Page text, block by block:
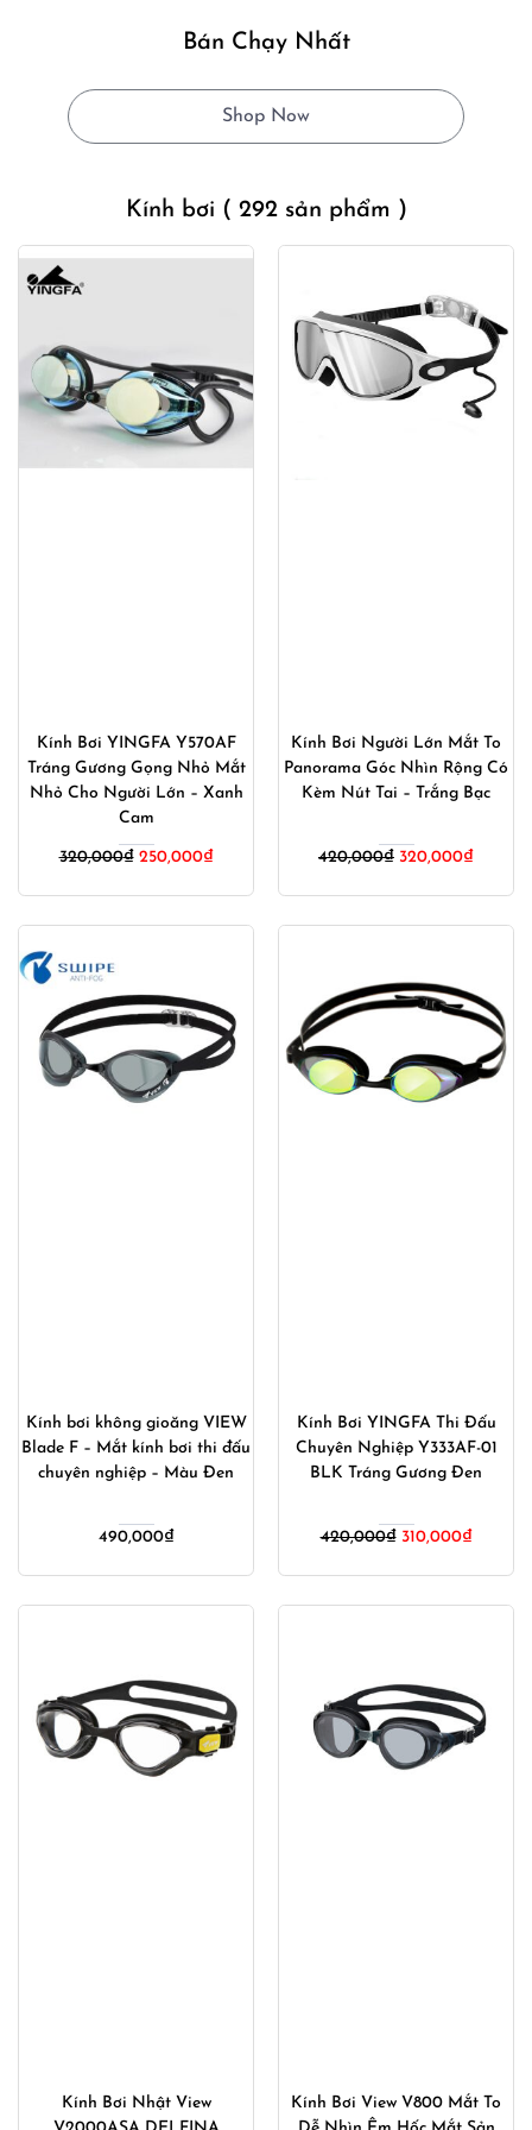
Bán Chạy Nhất
Shop Now
Kính bơi ( 292 sản phẩm )
Kính Bơi YINGFA Y570AF
Tráng Gương Gọng Nhỏ Mắt
Nhỏ Cho Người Lớn – Xanh
Cam
320,000₫ Giá
320,000₫.
250,000₫Giá
là:
Kính Bơi Người Lớn Mắt To
Panorama Góc Nhìn Rộng Có
Kèm Nút Tai – Trắng Bạc
420,000₫ Giá
420,000₫.
320,000₫Giá
là:
Kính bơi không gioăng VIEW
Blade F – Mắt kính bơi thi đấu
chuyên nghiệp – Màu Đen
490,000₫
Kính Bơi YINGFA Thi Đấu
Chuyên Nghiệp Y333AF-01
BLK Tráng Gương Đen
420,000₫ Giá
420,000₫.
310,000₫Giá
là:
Kính Bơi Nhật View
Kính Bơi View V800 Mắt To